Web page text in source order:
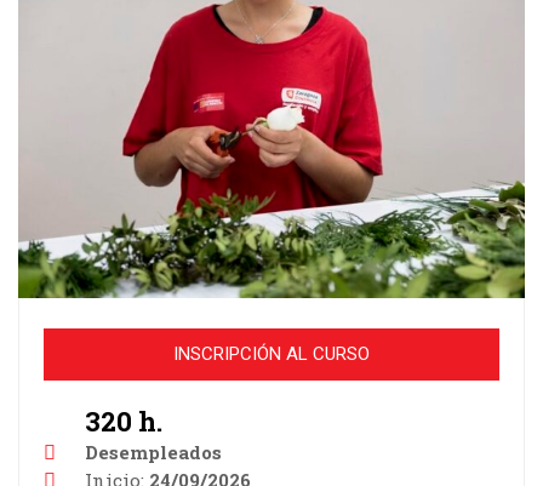
INSCRIPCIÓN AL CURSO
320 h.
Desempleados
Inicio 24/09/2026